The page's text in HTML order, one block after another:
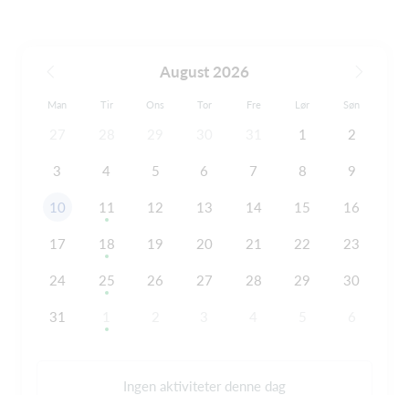
August 2026
Man Tir Ons Tor Fre Lør Søn
1 2
3 4 5 6 7 8 9
10 11 12 13 14 15 16
17 18 19 20 21 22 23
24 25 26 27 28 29 30
31
Ingen aktiviteter denne dag